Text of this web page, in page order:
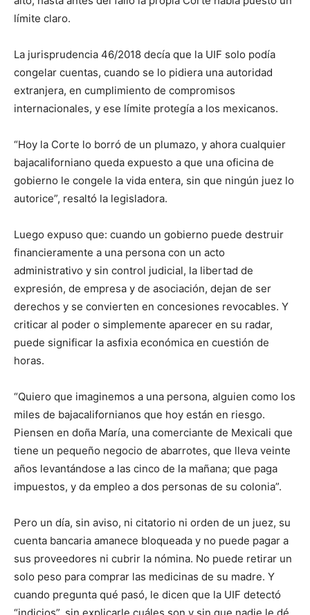
límite claro.
La jurisprudencia 46/2018 decía que la UIF solo podía
congelar cuentas, cuando se lo pidiera una autoridad
extranjera, en cumplimiento de compromisos
internacionales, y ese límite protegía a los mexicanos.
“Hoy la Corte lo borró de un plumazo, y ahora cualquier
bajacaliforniano queda expuesto a que una oficina de
gobierno le congele la vida entera, sin que ningún juez lo
autorice”, resaltó la legisladora.
Luego expuso que: cuando un gobierno puede destruir
financieramente a una persona con un acto
administrativo y sin control judicial, la libertad de
expresión, de empresa y de asociación, dejan de ser
derechos y se convierten en concesiones revocables. Y
criticar al poder o simplemente aparecer en su radar,
puede significar la asfixia económica en cuestión de
horas.
“Quiero que imaginemos a una persona, alguien como los
miles de bajacalifornianos que hoy están en riesgo.
Piensen en doña María, una comerciante de Mexicali que
tiene un pequeño negocio de abarrotes, que lleva veinte
años levantándose a las cinco de la mañana; que paga
impuestos, y da empleo a dos personas de su colonia”.
Pero un día, sin aviso, ni citatorio ni orden de un juez, su
cuenta bancaria amanece bloqueada y no puede pagar a
sus proveedores ni cubrir la nómina. No puede retirar un
solo peso para comprar las medicinas de su madre. Y
cuando pregunta qué pasó, le dicen que la UIF detectó
“indicios”, sin explicarle cuáles son y sin que nadie le dé